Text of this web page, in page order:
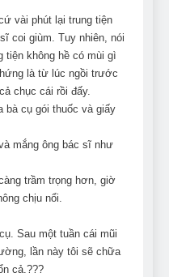
vài phút lại trung tiện
coi giùm. Tuy nhiên, nói
tiện không hề có mùi gì
là từ lúc ngồi trước
chục cái rồi đấy.
bà cụ gói thuốc và giấy
mắng ông bác sĩ như
trầm trọng hơn, giờ
chịu nổi.
Sau một tuần cái mũi
lần này tôi sẽ chữa
cả.???